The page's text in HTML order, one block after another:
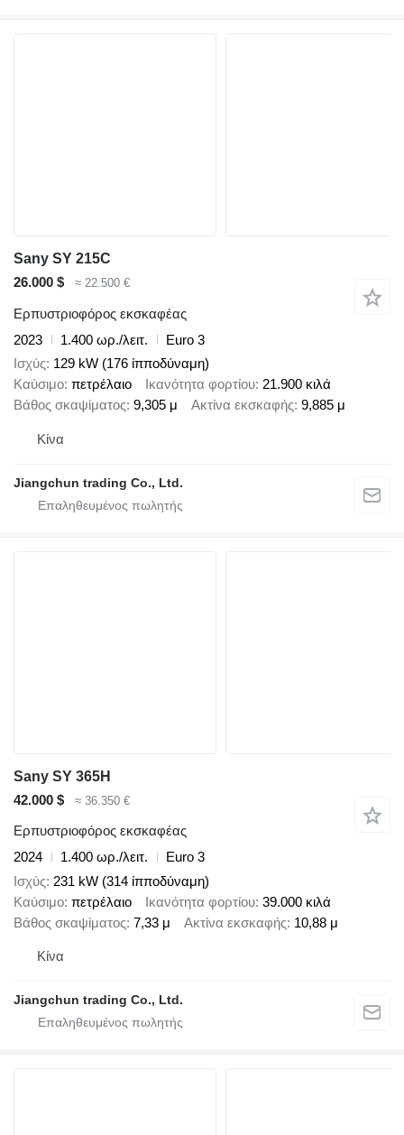
Sany SY 215C
26.000 $
≈ 22.500 €
Ερπυστριοφόρος εκσκαφέας
2023
1.400 ωρ./λειτ.
Euro 3
Ισχύς 129 kW (176 ίπποδύναμη)
Καύσιμο πετρέλαιο Ικανότητα φορτίου 21.900 κιλά
Βάθος σκαψίματος 9,305 μ Ακτίνα εκσκαφής 9,885 μ
Κίνα
Jiangchun trading Co., Ltd.
Sany SY 365H
42.000 $
≈ 36.350 €
Ερπυστριοφόρος εκσκαφέας
2024
1.400 ωρ./λειτ.
Euro 3
Ισχύς 231 kW (314 ίπποδύναμη)
Καύσιμο πετρέλαιο Ικανότητα φορτίου 39.000 κιλά
Βάθος σκαψίματος 7,33 μ Ακτίνα εκσκαφής 10,88 μ
Κίνα
Jiangchun trading Co., Ltd.